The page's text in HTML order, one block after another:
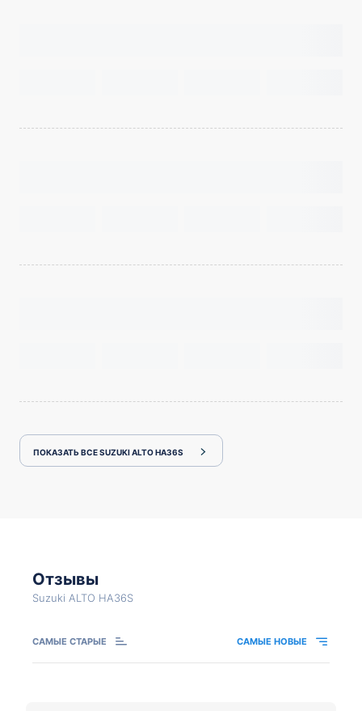
ПОКАЗАТЬ ВСЕ SUZUKI ALTO HA36S
Отзывы
Suzuki ALTO HA36S
САМЫЕ СТАРЫЕ САМЫЕ НОВЫЕ